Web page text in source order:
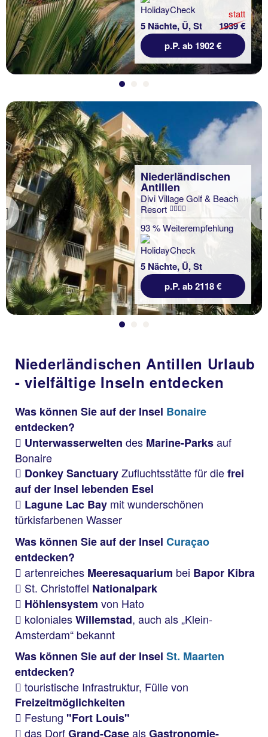
5 Nächte, Ü, St
statt
1939 €
p.P. ab 1902 €
Previous
Niederländischen
Antillen
Divi Village Golf & Beach
Resort
93 % Weiterempfehlung
5 Nächte, Ü, St
p.P. ab 2118 €
Niederländischen Antillen Urlaub
- vielfältige Inseln entdecken
Was können Sie auf der Insel Bonaire
entdecken?
Unterwasserwelten des Marine-Parksauf
Bonaire
Donkey SanctuaryZufluchtsstätte für diefrei
auf der Insel lebenden Esel
Lagune Lac Bay mit wunderschönen
türkisfarbenen Wasser
Was können Sie auf der Insel Curaçao
entdecken?
artenreiches Meeresaquarium bei Bapor Kibra
St. Christoffel Nationalpark
Höhlensystem von Hato
kolonialesWillemstad, auch als „Klein-
Amsterdam“ bekannt
Was können Sie auf der Insel St. Maarten
entdecken?
touristische Infrastruktur, Fülle von
Freizeitmöglichkeiten
Festung "Fort Louis"
das DorfGrand-CasealsGastronomie-